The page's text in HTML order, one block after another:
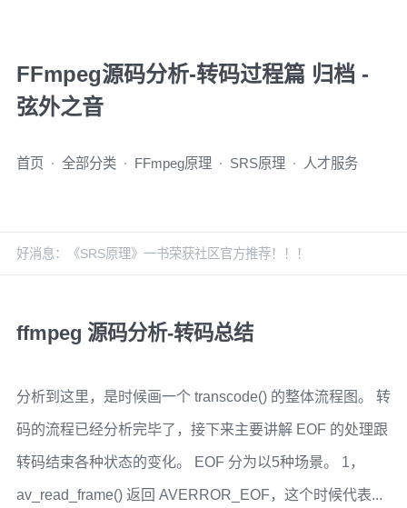
FFmpeg源码分析-转码过程篇 归档 -
弦外之音
首页 全部分类 FFmpeg原理 SRS原理 人才服务
好消息：《SRS原理》一书荣获社区官方推荐！！！
ffmpeg 源码分析-转码总结
分析到这里，是时候画一个 transcode() 的整体流程图。 转
码的流程已经分析完毕了，接下来主要讲解 EOF 的处理跟
转码结束各种状态的变化。 EOF 分为以5种场景。 1，
av_read_frame() 返回 AVERROR_EOF，这个时候代表...